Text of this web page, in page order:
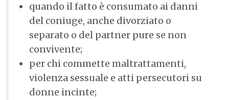
quando il fatto è consumato ai danni
del coniuge, anche divorziato o
separato o del partner pure se non
convivente;
per chi commette maltrattamenti,
violenza sessuale e atti persecutori su
donne incinte;